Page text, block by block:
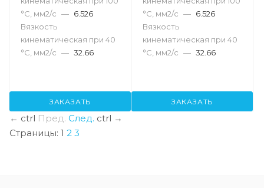
°С, мм2/с — 6.526
Вязкость
кинематическая при 40
°С, мм2/с — 32.66
ЗАКАЗАТЬ
°С, мм2/с — 6.526
Вязкость
кинематическая при 40
°С, мм2/с — 32.66
ЗАКАЗАТЬ
← ctrl Пред. След. ctrl →
Страницы: 1 2 3